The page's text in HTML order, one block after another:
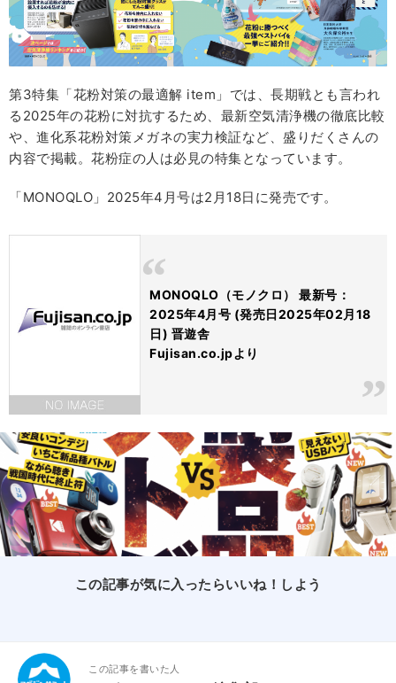
第3特集「花粉対策の最適解 item」では、長期戦とも言われ
る2025年の花粉に対抗するため、最新空気清浄機の徹底比較
や、進化系花粉対策メガネの実力検証など、盛りだくさんの
内容で掲載。花粉症の人は必見の特集となっています。
「MONOQLO」2025年4月号は2月18日に発売です。
MONOQLO（モノクロ） 最新号：
2025年4月号 (発売日2025年02月18
日) 晋遊舎
Fujisan.co.jpより
この記事が気に入ったらいいね！しよう
この記事を書いた人